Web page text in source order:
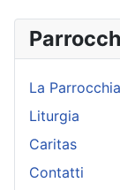
La Parrocchia
Liturgia
Caritas
Contatti